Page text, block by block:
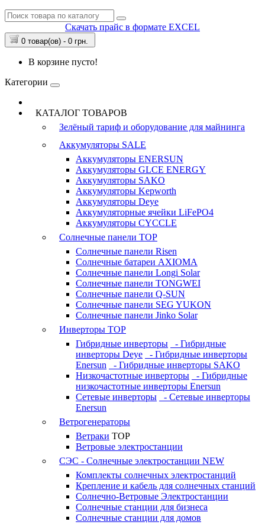
Скачать прайс в формате EXCEL
0 товар(ов) - 0 грн.
В корзине пусто!
Категории
КАТАЛОГ ТОВАРОВ
Зелёный тариф и оборудование для майнинга
Аккумуляторы SALE
Аккумуляторы ENERSUN
Аккумуляторы GLCE ENERGY
Аккумуляторы SAKO
Аккумуляторы Kepworth
Аккумуляторы Deye
Аккумуляторные ячейки LiFePO4
Аккумуляторы CYCCLE
Солнечные панели TOP
Солнечные панели Risen
Солнечные батареи AXIOMA
Солнечные панели Longi Solar
Солнечные панели TONGWEI
Солнечные панели Q-SUN
Солнечные панели SEG YUKON
Солнечные панели Jinko Solar
Инверторы TOP
Гибридные инверторы
- Гибридные
инверторы Deye
- Гибридные инверторы
Enersun
- Гибридные инверторы SAKO
Низкочастотные инверторы
- Гибридные
низкочастотные инверторы Enersun
Сетевые инверторы
- Сетевые инверторы
Enersun
Ветрогенераторы
Ветраки TOP
Ветровые электростанции
СЭС - Солнечные электростанции NEW
Комплекты солнечных электростанций
Крепление и кабель для солнечных станций
Солнечно-Ветровые Электростанции
Солнечные станции для бизнеса
Солнечные станции для домов